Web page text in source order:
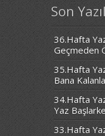
Son
36.Hafta
Geçmeden
35.Hafta
Bana
34.Hafta
Yaz
33.Hafta